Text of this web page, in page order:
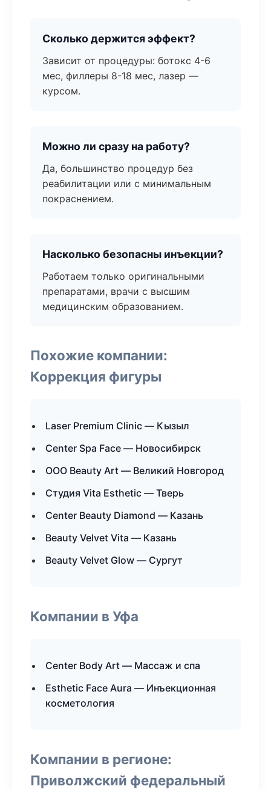
Сколько держится эффект?
Зависит от процедуры: ботокс 4-6
мес, филлеры 8-18 мес, лазер —
курсом.
Можно ли сразу на работу?
Да, большинство процедур без
реабилитации или с минимальным
покраснением.
Насколько безопасны инъекции?
Работаем только оригинальными
препаратами, врачи с высшим
медицинским образованием.
Похожие компании:
Коррекция фигуры
Laser Premium Clinic — Кызыл
Center Spa Face — Новосибирск
ООО Beauty Art — Великий Новгород
Студия Vita Esthetic — Тверь
Center Beauty Diamond — Казань
Beauty Velvet Vita — Казань
Beauty Velvet Glow — Сургут
Компании в Уфа
Center Body Art — Массаж и спа
Esthetic Face Aura — Инъекционная
косметология
Компании в регионе:
Приволжский федеральный